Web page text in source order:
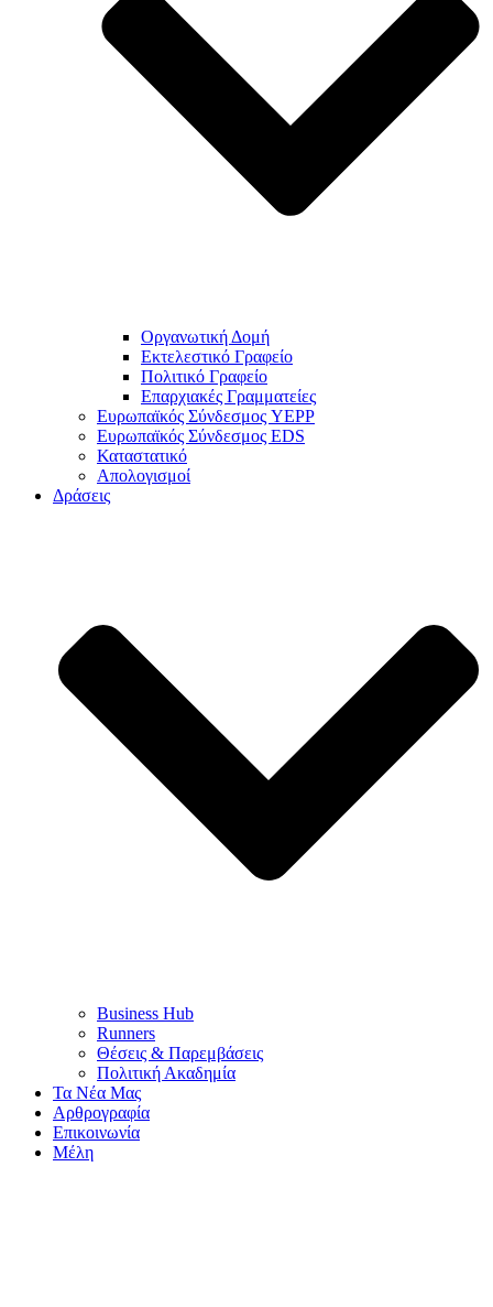
Οργανωτική Δομή
Εκτελεστικό Γραφείο
Πολιτικό Γραφείο
Επαρχιακές Γραμματείες
Ευρωπαϊκός Σύνδεσμος YEPP
Ευρωπαϊκός Σύνδεσμος EDS
Καταστατικό
Απολογισμοί
Δράσεις
Business Hub
Runners
Θέσεις & Παρεμβάσεις
Πολιτική Ακαδημία
Τα Νέα Μας
Αρθρογραφία
Επικοινωνία
Μέλη